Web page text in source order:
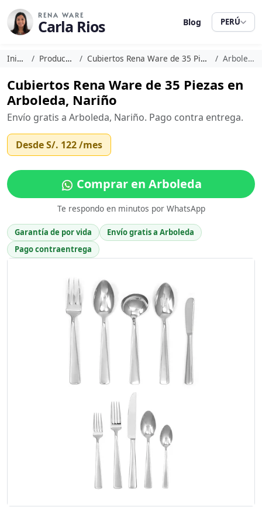
RENA WARE
Carla Rios Blog PERÚ
Inicio Productos Cubiertos Rena Ware de 35 Piezas Arboleda
Cubiertos Rena Ware de 35 Piezas en
Arboleda, Nariño
Envío gratis a Arboleda, Nariño. Pago contra entrega.
DesdeS/. 122/mes
Comprar en Arboleda
Te respondo en minutos por WhatsApp
Garantía de por vida
Envío gratis a Arboleda
Pago contraentrega